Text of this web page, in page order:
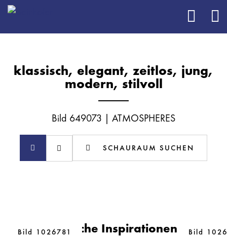
klassisch, elegant, zeitlos, jung,
modern, stilvoll
Bild 649073 | ATMOSPHERES
SCHAURAUM SUCHEN
Ähnliche Inspirationen
Bild 1026781 Bild